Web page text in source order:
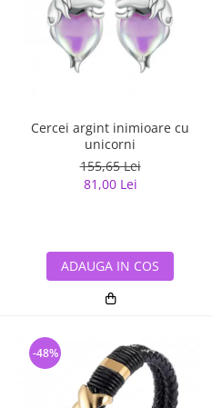
Cercei argint inimioare cu
unicorni
155,65 Lei
81,00 Lei
ADAUGA IN COS
-48%